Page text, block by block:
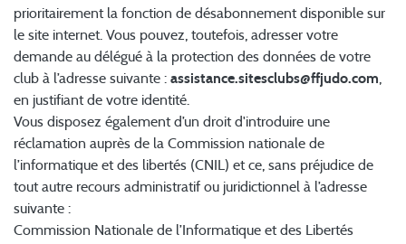
prioritairement la fonction de désabonnement disponible sur
le site internet. Vous pouvez, toutefois, adresser votre
demande au délégué à la protection des données de votre
club à l’adresse suivante : assistance.sitesclubs@ffjudo.com
en justifiant de votre identité.
Vous disposez également d’un droit d'introduire une
réclamation auprès de la Commission nationale de
l’informatique et des libertés (CNIL) et ce, sans préjudice de
tout autre recours administratif ou juridictionnel à l’adresse
suivante :
Commission Nationale de l’Informatique et des Libertés